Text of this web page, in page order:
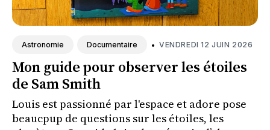
Astronomie Documentaire • VENDREDI 12 JUIN 2026
Mon guide pour observer les étoiles
de Sam Smith
Louis est passionné par l'espace et adore pose
beaucpup de questions sur les étoiles, les